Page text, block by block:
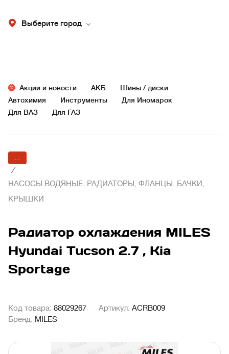
Выберите город
Акции и новости АКБ
Шины / диски
Автохимия
Инструменты
Для Иномарок
Для ВАЗ
Для ГАЗ
...
/
НАСОСЫ ВОДЯНЫЕ, РАДИАТОРЫ, ФЛАНЦЫ, БАЧКИ,
КРЫШКИ
Радиатор охлаждения MILES
Hyundai Tucson 2.7 , Kia
Sportage
Код товара: 88029267 Артикул: ACRB009
Бренд: MILES